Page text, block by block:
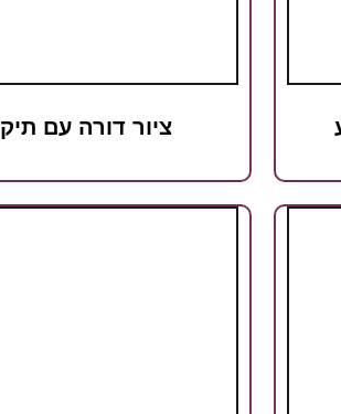
ציור דורה עם תיק